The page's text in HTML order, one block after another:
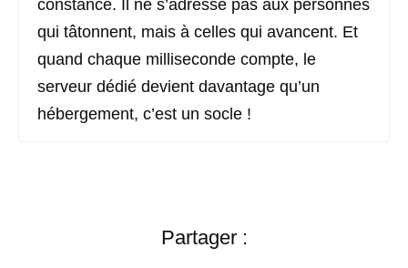
constance. Il ne s’adresse pas aux personnes
qui tâtonnent, mais à celles qui avancent. Et
quand chaque milliseconde compte, le
serveur dédié devient davantage qu’un
hébergement, c’est un socle !
Partager :